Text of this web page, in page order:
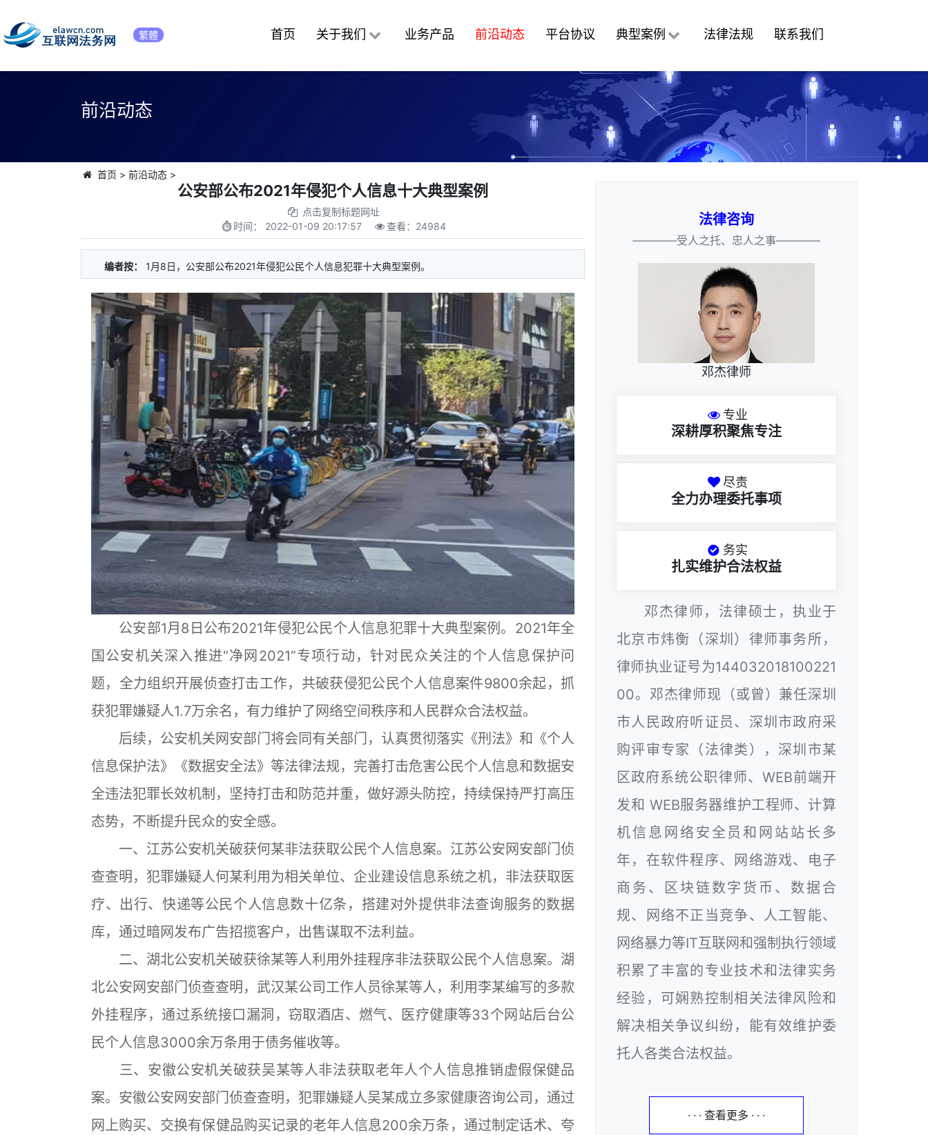
繁體 首页 关于我们 业务产品 前沿动态 平台协议 典型案例 法律法规 联系我们
前沿动态
首页 > 前沿动态>
公安部公布2021年侵犯个人信息十大典型案例
点击复制标题网址
时间： 2022-01-09 20:17:57 查看： 24984
编者按： 1月8日，公安部公布2021年侵犯公民个人信息犯罪十大典型案例。
公安部1月8日公布2021年侵犯公民个人信息犯罪十大典型案例。2021年全
国公安机关深入推进“净网2021”专项行动，针对民众关注的个人信息保护问
题，全力组织开展侦查打击工作，共破获侵犯公民个人信息案件9800余起，抓
获犯罪嫌疑人1.7万余名，有力维护了网络空间秩序和人民群众合法权益。
后续，公安机关网安部门将会同有关部门，认真贯彻落实《刑法》和《个人
信息保护法》《数据安全法》等法律法规，完善打击危害公民个人信息和数据安
全违法犯罪长效机制，坚持打击和防范并重，做好源头防控，持续保持严打高压
态势，不断提升民众的安全感。
一、江苏公安机关破获何某非法获取公民个人信息案。江苏公安网安部门侦
查查明，犯罪嫌疑人何某利用为相关单位、企业建设信息系统之机，非法获取医
疗、出行、快递等公民个人信息数十亿条，搭建对外提供非法查询服务的数据
库，通过暗网发布广告招揽客户，出售谋取不法利益。
二、湖北公安机关破获徐某等人利用外挂程序非法获取公民个人信息案。湖
北公安网安部门侦查查明，武汉某公司工作人员徐某等人，利用李某编写的多款
外挂程序，通过系统接口漏洞，窃取酒店、燃气、医疗健康等33个网站后台公
民个人信息3000余万条用于债务催收等。
三、安徽公安机关破获吴某等人非法获取老年人个人信息推销虚假保健品
案。安徽公安网安部门侦查查明，犯罪嫌疑人吴某成立多家健康咨询公司，通过
网上购买、交换有保健品购买记录的老年人信息200余万条，通过制定话术、夸
法律咨询
————受人之托、忠人之事————
邓杰律师
专业
深耕厚积聚焦专注
尽责
全力办理委托事项
务实
扎实维护合法权益
邓杰律师，法律硕士，执业于
北京市炜衡（深圳）律师事务所，
律师执业证号为144032018100221
00。邓杰律师现（或曾）兼任深圳
市人民政府听证员、深圳市政府采
购评审专家（法律类），深圳市某
区政府系统公职律师、WEB前端开
发和 WEB服务器维护工程师、计算
机信息网络安全员和网站站长多
年，在软件程序、网络游戏、电子
商务、区块链数字货币、数据合
规、网络不正当竞争、人工智能、
网络暴力等IT互联网和强制执行领域
积累了丰富的专业技术和法律实务
经验，可娴熟控制相关法律风险和
解决相关争议纠纷，能有效维护委
托人各类合法权益。
· · · 查看更多 · · ·